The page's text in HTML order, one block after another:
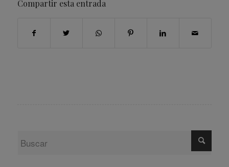
Compartir esta entrada